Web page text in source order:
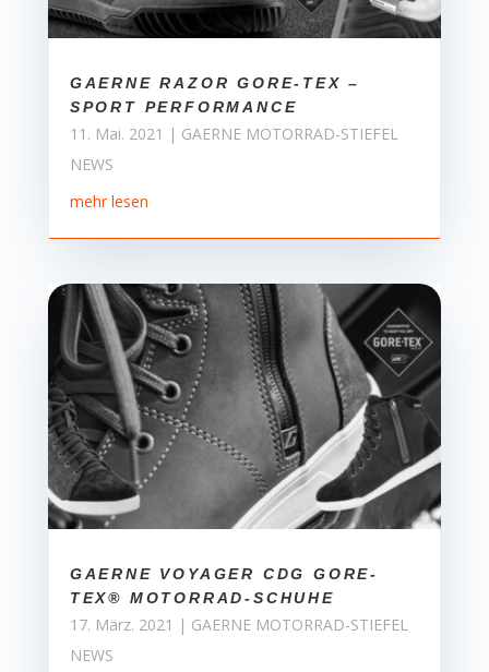
GAERNE RAZOR GORE-TEX –
SPORT PERFORMANCE
11. Mai. 2021 | GAERNE MOTORRAD-STIEFEL
NEWS
mehr lesen
GAERNE VOYAGER CDG GORE-
TEX® MOTORRAD-SCHUHE
17. März. 2021 | GAERNE MOTORRAD-STIEFEL
NEWS